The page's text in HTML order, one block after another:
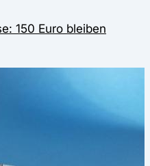
150 Euro bleiben